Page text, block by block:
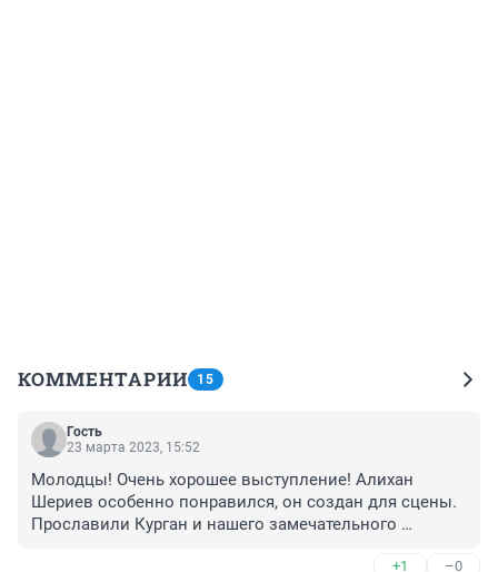
КОММЕНТАРИИ 15
Гость
23 марта 2023, 15:52
Молодцы! Очень хорошее выступление! Алихан
Шериев особенно понравился, он создан для сцены.
Прославили Курган и нашего замечательного
+1 –0